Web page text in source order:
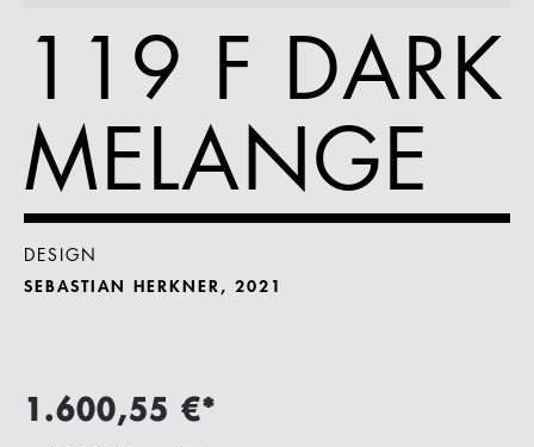
119 F DARK
MELANGE
DESIGN
SEBASTIAN HERKNER, 2021
1.600,55 €*